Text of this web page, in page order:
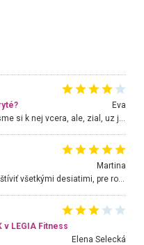
Eva
Hojdacka v Krpelanoch uz nie je, vysli sme si k nej vcera, ale, zial, uz je znicena. Ak sem planujete cestu len kvoli hojdacke, mozete si ju usetrit. Krasny vyhlad je tu vsak aj bez hojdacky :-)
Martina
Nádherné miesto ktoré odporúčam navštíviť všetkými desiatimi, pre rodiny s deťmi, dôchodcom... Proste a jednoducho ozaj rozprávkový les.. určite ešte prídeme. Odniesli sme si na pamiatku krásne tričká,
v LEGIA Fitness
Elena Selecká